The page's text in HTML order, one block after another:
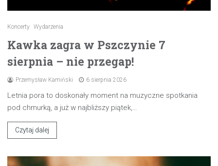
Koncerty Wydarzenia
Kawka zagra w Pszczynie 7
sierpnia – nie przegap!
Przemysław Kamiński 6 sierpnia 2026
Letnia pora to doskonały moment na muzyczne spotkania
pod chmurką, a już w najbliższy piątek,…
Czytaj dalej